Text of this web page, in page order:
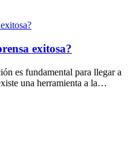
exitosa?
es fundamental para llegar a
una herramienta a la…